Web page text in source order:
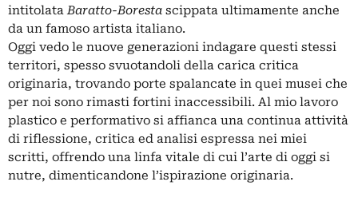
intitolataBaratto-Boresta scippata ultimamente anche
da un famoso artista italiano.
Oggi vedo le nuove generazioni indagare questi stessi
territori, spesso svuotandoli della carica critica
originaria, trovando porte spalancate in quei musei che
per noi sono rimasti fortini inaccessibili. Al mio lavoro
plastico e performativo si affianca una continua attività
di riflessione, critica ed analisi espressa nei miei
scritti, offrendo una linfa vitale di cui l’arte di oggi si
nutre, dimenticandone l’ispirazione originaria.